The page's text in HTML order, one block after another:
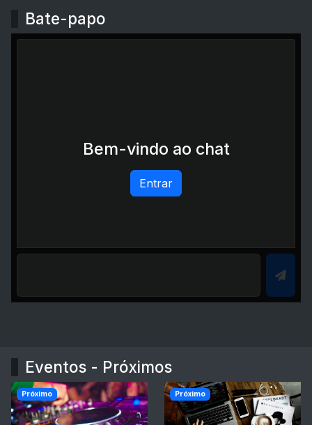
Bate-papo
Bem-vindo ao chat
Entrar
Eventos - Próximos
Próximo Próximo